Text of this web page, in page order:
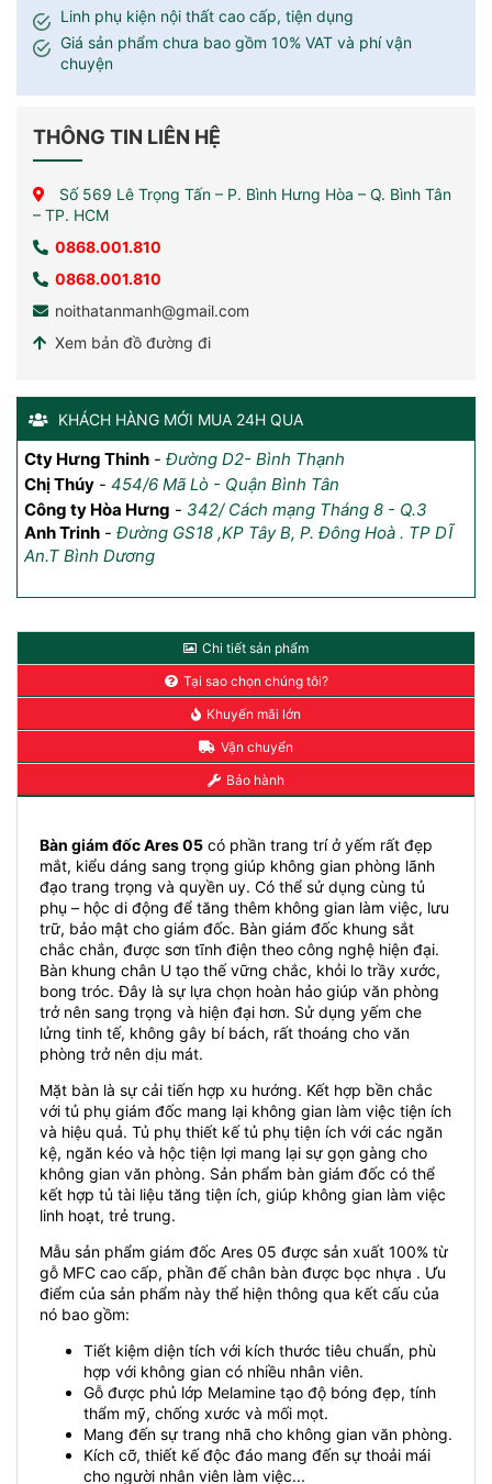
Linh phụ kiện nội thất cao cấp, tiện dụng
Giá sản phẩm chưa bao gồm 10% VAT và phí vận
chuyện
THÔNG TIN LIÊN HỆ
Số 569 Lê Trọng Tấn – P. Bình Hưng Hòa – Q. Bình Tân
– TP. HCM
0868.001.810
0868.001.810
noithatanmanh@gmail.com
Xem bản đồ đường đi
KHÁCH HÀNG MỚI MUA 24H QUA
Cty Hưng Thinh - Đường D2- Bình Thạnh
Chị Thúy - 454/6 Mã Lò - Quận Bình Tân
Công ty Hòa Hưng - 342/ Cách mạng Tháng 8 - Q.3
Anh Đăng -chung cư Vinhomes Grand Park, quận 9,
HCM
Anh Jack Vo -AQUA 4 Vinhome Golden, HCM
Anh Trinh - Đường GS18 ,KP Tây B, P. Đông Hoà . TP DĨ
An.T Bình Dương
Chi tiết sản phẩm
Tại sao chọn chúng tôi?
Khuyến mãi lớn
Vận chuyển
Bảo hành
Bàn giám đốc Ares 05 có phần trang trí ở yếm rất đẹp
mắt, kiểu dáng sang trọng giúp không gian phòng lãnh
đạo trang trọng và quyền uy. Có thể sử dụng cùng tủ
phụ – hộc di động để tăng thêm không gian làm việc, lưu
trữ, bảo mật cho giám đốc. Bàn giám đốc khung sắt
chắc chắn, được sơn tĩnh điện theo công nghệ hiện đại.
Bàn khung chân U tạo thế vững chắc, khỏi lo trầy xước,
bong tróc. Đây là sự lựa chọn hoàn hảo giúp văn phòng
trở nên sang trọng và hiện đại hơn. Sử dụng yếm che
lửng tinh tế, không gây bí bách, rất thoáng cho văn
phòng trở nên dịu mát.
Mặt bàn là sự cải tiến hợp xu hướng. Kết hợp bền chắc
với tủ phụ giám đốc mang lại không gian làm việc tiện ích
và hiệu quả. Tủ phụ thiết kế tủ phụ tiện ích với các ngăn
kệ, ngăn kéo và hộc tiện lợi mang lại sự gọn gàng cho
không gian văn phòng. Sản phẩm bàn giám đốc có thể
kết hợp tủ tài liệu tăng tiện ích, giúp không gian làm việc
linh hoạt, trẻ trung.
Mẫu sản phẩm giám đốc Ares 05 được sản xuất 100% từ
gỗ MFC cao cấp, phần đế chân bàn được bọc nhựa . Ưu
điểm của sản phẩm này thể hiện thông qua kết cấu của
nó bao gồm:
Tiết kiệm diện tích với kích thước tiêu chuẩn, phù
hợp với không gian có nhiều nhân viên.
Gỗ được phủ lớp Melamine tạo độ bóng đẹp, tính
thẩm mỹ, chống xước và mối mọt.
Mang đến sự trang nhã cho không gian văn phòng.
Kích cỡ, thiết kế độc đáo mang đến sự thoải mái
cho người nhân viên làm việc...